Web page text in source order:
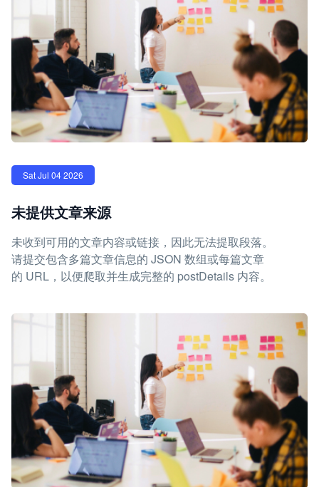
Sat Jul 04 2026
未提供文章来源
未收到可用的文章内容或链接，因此无法提取段落。
请提交包含多篇文章信息的 JSON 数组或每篇文章
的 URL，以便爬取并生成完整的 postDetails 内容。